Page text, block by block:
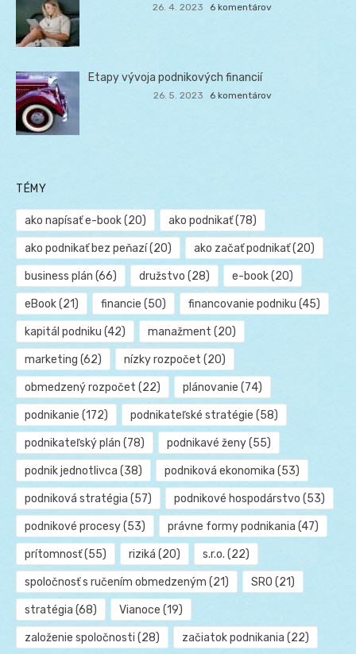
26. 4. 2023 6 komentárov
Etapy vývoja podnikových financií
26. 5. 2023 6 komentárov
TÉMY
ako napísať e-book(20) ako podnikať(78)
ako podnikať bez peňazí(20) ako začať podnikať(20)
business plán (66) družstvo (28) e-book(20)
eBook(21) financie (50) financovanie podniku (45)
kapitál podniku (42) manažment (20)
marketing (62) nízky rozpočet (20)
obmedzený rozpočet (22) plánovanie (74)
podnikanie (172) podnikateľské stratégie (58)
podnikateľský plán (78) podnikavé ženy(55)
podnik jednotlivca (38) podniková ekonomika (53)
podniková stratégia (57) podnikové hospodárstvo (53)
podnikové procesy(53) právne formy podnikania (47)
prítomnosť(55) riziká (20) s.r.o. (22)
spoločnosť s ručením obmedzeným (21) SRO (21)
stratégia (68) Vianoce (19)
založenie spoločnosti (28) začiatok podnikania (22)